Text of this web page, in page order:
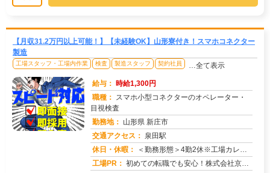
【月収31.2万円以上可能！】【未経験OK】山形寮付き！スマホコネクター
製造
工場スタッフ・工場内作業 検査 製造スタッフ 契約社員 …全て表示
給与： 時給1,300円
職種： スマホ小型コネクターのオペレーター・
目視検査
勤務地： 山形県 新庄市
交通アクセス： 泉田駅
休日・休暇：
＜勤務形態＞4勤2休※工場カレンダーによる
工場PR： 初めての転職でも安心！株式会社京栄センターで新しい一歩を踏み出してみませんか？☆充実のサポート体制で不安を解消☆・...